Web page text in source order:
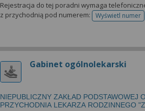
Rejestracja do tej poradni wymaga
z przychodnią pod numerem:
Wyświetl numer
telefonu
Gabinet ogólnolekarski
NIEPUBLICZNY ZAKŁAD PODSTAWOWEJ
PRZYCHODNIA LEKARZA RODZINNEGO